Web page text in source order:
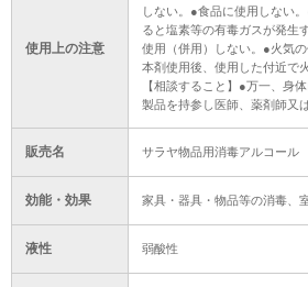
使用上の注意
しない。●食品に使用しない
ると塩素等の有毒ガスが発生
使用（併用）しない。●火気
本剤使用後、使用した付近で
【相談すること】●万一、身
製品を持参し医師、薬剤師又
販売名 サラヤ物品用消毒アルコール
効能・効果 家具・器具・物品等の消毒、
液性 弱酸性